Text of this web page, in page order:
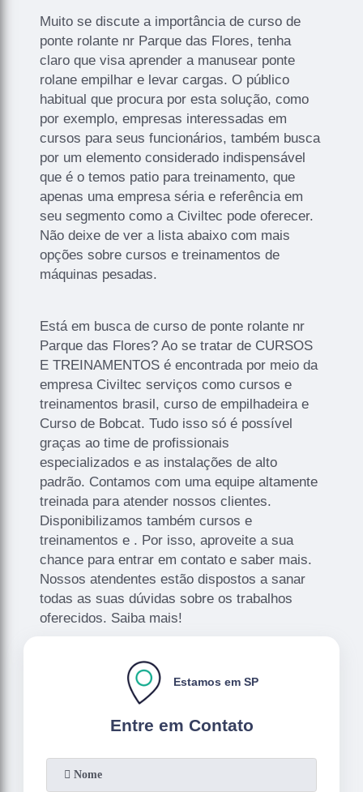
Muito se discute a importância de curso de
ponte rolante nr Parque das Flores, tenha
claro que visa aprender a manusear ponte
rolane empilhar e levar cargas. O público
habitual que procura por esta solução, como
por exemplo, empresas interessadas em
cursos para seus funcionários, também busca
por um elemento considerado indispensável
que é o temos patio para treinamento, que
apenas uma empresa séria e referência em
seu segmento como a Civiltec pode oferecer.
Não deixe de ver a lista abaixo com mais
opções sobre cursos e treinamentos de
máquinas pesadas.
Está em busca de curso de ponte rolante nr
Parque das Flores? Ao se tratar de CURSOS
E TREINAMENTOS é encontrada por meio da
empresa Civiltec serviços como cursos e
treinamentos brasil, curso de empilhadeira e
Curso de Bobcat. Tudo isso só é possível
graças ao time de profissionais
especializados e as instalações de alto
padrão. Contamos com uma equipe altamente
treinada para atender nossos clientes.
Disponibilizamos também cursos e
treinamentos e . Por isso, aproveite a sua
chance para entrar em contato e saber mais.
Nossos atendentes estão dispostos a sanar
todas as suas dúvidas sobre os trabalhos
oferecidos. Saiba mais!
Entre em Contato
Estamos em SP